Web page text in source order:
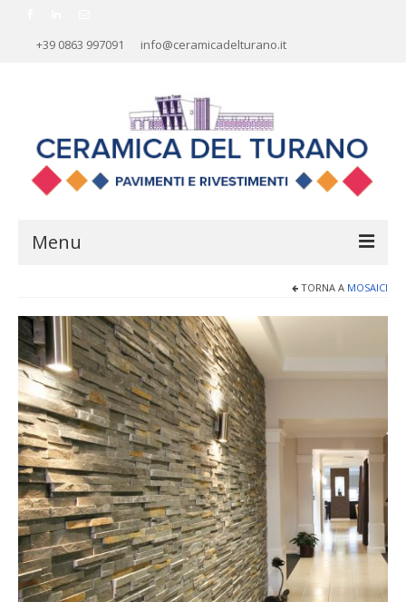
+39 0863 997091 info@ceramicadelturano.it
Menu
AZIENDA
RIVESTIMENTI
PAVIMENTI
MOSAICI
MOBILI BAGNO
ARREDO BAGNO
BOX DOCCIA
Sanitari
TORNA A MOSAICI